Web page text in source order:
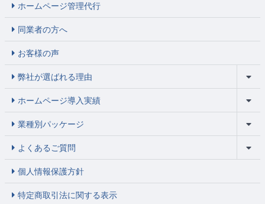
ホームページ管理代行
同業者の方へ
お客様の声
弊社が選ばれる理由
ホームページ導入実績
業種別パッケージ
よくあるご質問
個人情報保護方針
特定商取引法に関する表示